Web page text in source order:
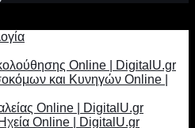
Online | DigitalU.gr
και Κυνηγών Online |
Online | DigitalU.gr
Online | DigitalU.gr